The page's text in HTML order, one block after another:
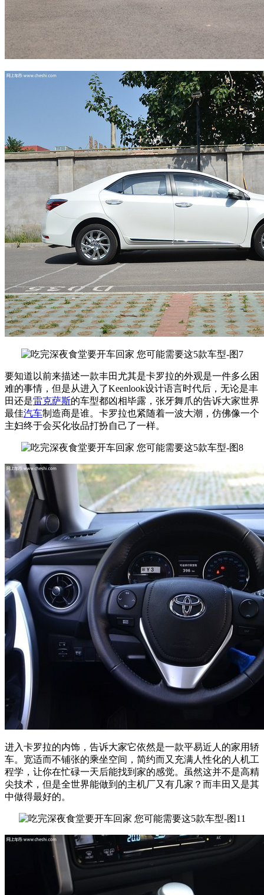
要知道以前来描述一款丰田尤其是卡罗拉的外观是一件多么困
难的事情，但是从进入了Keenlook设计语言时代后，无论是丰
田还是雷克萨斯的车型都凶相毕露，张牙舞爪的告诉大家世界
最佳汽车制造商是谁。卡罗拉也紧随着一波大潮，仿佛像一个
主妇终于会买化妆品打扮自己了一样。
进入卡罗拉的内饰，告诉大家它依然是一款平易近人的家用轿
车。宽适而不铺张的乘坐空间，简约而又充满人性化的人机工
程学，让你在忙碌一天后能找到家的感觉。虽然这并不是高精
尖技术，但是全世界能做到的主机厂又有几家？而丰田又是其
中做得最好的。